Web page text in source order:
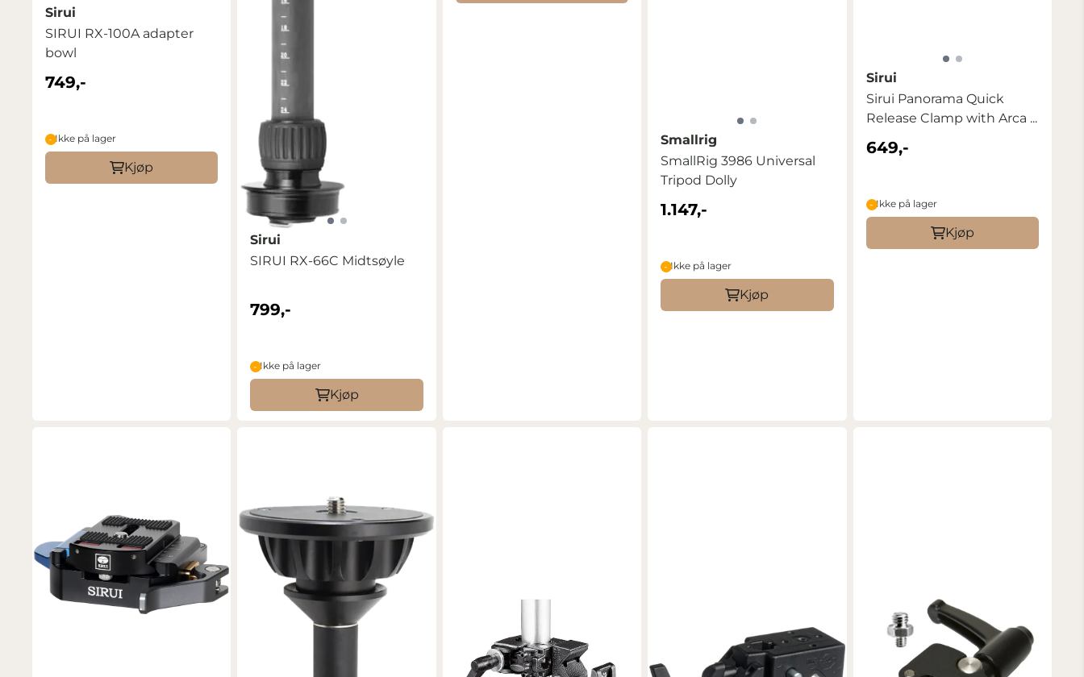
Sirui
SIRUI RX-100A adapter
bowl
749,-
Ikke på lager
Kjøp
Sirui
SIRUI RX-66C Midtsøyle
799,-
Ikke på lager
Kjøp
Smallrig
SmallRig 3986 Universal
Tripod Dolly
1.147,-
Ikke på lager
Kjøp
Sirui
Sirui Panorama Quick
Release Clamp with Arca ...
649,-
Ikke på lager
Kjøp